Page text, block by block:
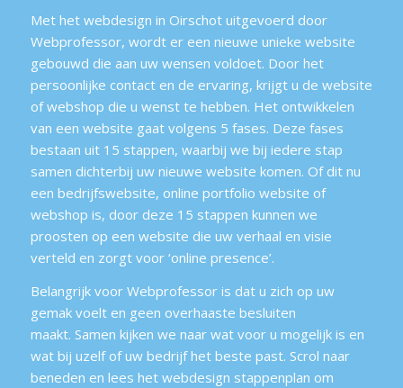
Met het webdesign in Oirschot uitgevoerd door
Webprofessor, wordt er een nieuwe unieke website
gebouwd die aan uw wensen voldoet. Door het
persoonlijke contact en de ervaring, krijgt u de website
of webshop die u wenst te hebben. Het ontwikkelen
van een website gaat volgens 5 fases. Deze fases
bestaan uit 15 stappen, waarbij we bij iedere stap
samen dichterbij uw nieuwe website komen. Of dit nu
een bedrijfswebsite, online portfolio website of
webshop is, door deze 15 stappen kunnen we
proosten op een website die uw verhaal en visie
verteld en zorgt voor ‘online presence’.
Belangrijk voor Webprofessor is dat u zich op uw
gemak voelt en geen overhaaste besluiten
maakt. Samen kijken we naar wat voor u mogelijk is en
wat bij uzelf of uw bedrijf het beste past. Scrol naar
beneden en lees het webdesign stappenplan om